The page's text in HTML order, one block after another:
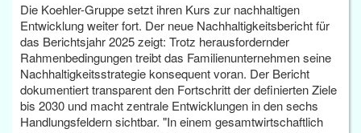
Die Koehler-Gruppe setzt ihren Kurs zur nachhaltigen
Entwicklung weiter fort. Der neue Nachhaltigkeitsbericht für
das Berichtsjahr 2025 zeigt: Trotz herausfordernder
Rahmenbedingungen treibt das Familienunternehmen seine
Nachhaltigkeitsstrategie konsequent voran. Der Bericht
dokumentiert transparent den Fortschritt der definierten Ziele
bis 2030 und macht zentrale Entwicklungen in den sechs
Handlungsfeldern sichtbar. "In einem gesamtwirtschaftlich